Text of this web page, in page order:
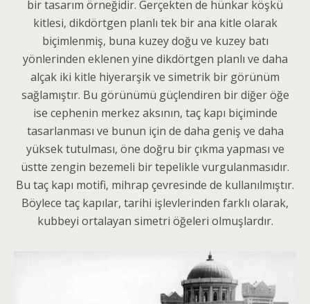
bir tasarım örneğidir. Gerçekten de hünkar köşkü
kitlesi, dikdörtgen planlı tek bir ana kitle olarak
biçimlenmiş, buna kuzey doğu ve kuzey batı
yönlerinden eklenen yine dikdörtgen planlı ve daha
alçak iki kitle hiyerarşik ve simetrik bir görünüm
sağlamıştır. Bu görünümü güçlendiren bir diğer öğe
ise cephenin merkez aksının, taç kapı biçiminde
tasarlanması ve bunun için de daha geniş ve daha
yüksek tutulması, öne doğru bir çıkma yapması ve
üstte zengin bezemeli bir tepelikle vurgulanmasıdır.
Bu taç kapı motifi, mihrap çevresinde de kullanılmıştır.
Böylece taç kapılar, tarihi işlevlerinden farklı olarak,
kubbeyi ortalayan simetri öğeleri olmuşlardır.